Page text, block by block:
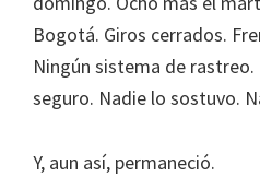
Bogotá. Giros cerrados.
Ningún sistema de
seguro. Nadie lo sostuvo.
Y, aun así, permaneció.